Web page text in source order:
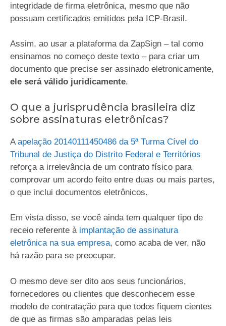
integridade de firma eletrônica, mesmo que não
possuam certificados emitidos pela ICP-Brasil.
Assim, ao usar a plataforma da ZapSign – tal como
ensinamos no começo deste texto – para criar um
documento que precise ser assinado eletronicamente,
ele será válido juridicamente.
O que a jurisprudência brasileira diz
sobre assinaturas eletrônicas?
A apelação 20140111450486 da 5ª Turma Cível do
Tribunal de Justiça do Distrito Federal e Territórios
reforça a irrelevância de um contrato físico para
comprovar um acordo feito entre duas ou mais partes,
o que inclui documentos eletrônicos.
Em vista disso, se você ainda tem qualquer tipo de
receio referente à implantação de assinatura
eletrônica na sua empresa, como acaba de ver, não
há razão para se preocupar.
O mesmo deve ser dito aos seus funcionários,
fornecedores ou clientes que desconhecem esse
modelo de contratação para que todos fiquem cientes
de que as firmas são amparadas pelas leis